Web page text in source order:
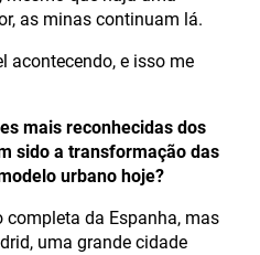
as minas continuam lá.
acontecendo, e isso me
mais reconhecidas dos
sido a transformação das
urbano hoje?
completa da Espanha, mas
uma grande cidade